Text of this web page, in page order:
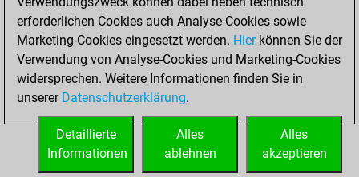
Unterverwandlungen
Türme auf der siebten
0
STARTSEITE
erforderlichen Cookies auch Analyse-Cookies sowie
Marketing-Cookies eingesetzt werden. Hierkönnen Sie der
Verwendung von Analyse-Cookies und Marketing-Cookies
widersprechen. Weitere Informationen finden Sie in
unserer Datenschutzerklärung.
Alles
akzeptieren
Alles
ablehnen
Detaillierte
Informationen